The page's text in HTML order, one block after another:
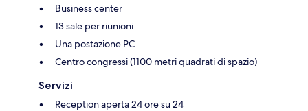
Business center
13 sale per riunioni
Una postazione PC
Centro congressi (1100 metri quadrati di spazio)
Servizi
Reception aperta 24 ore su 24